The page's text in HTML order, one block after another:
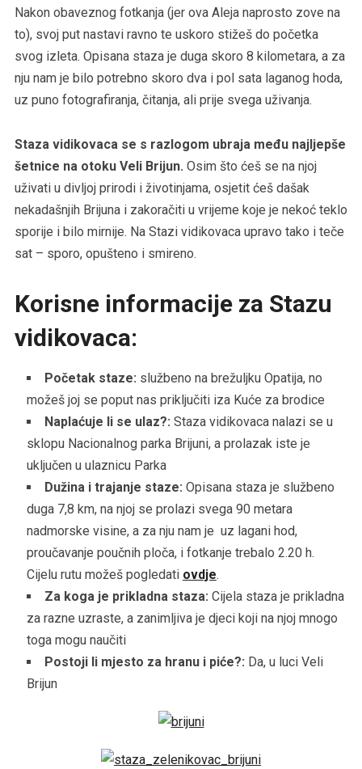
Nakon obaveznog fotkanja (jer ova Aleja naprosto zove na
to), svoj put nastavi ravno te uskoro stižeš do početka
svog izleta. Opisana staza je duga skoro 8 kilometara, a za
nju nam je bilo potrebno skoro dva i pol sata laganog hoda,
uz puno fotografiranja, čitanja, ali prije svega uživanja.
Staza vidikovaca se s razlogom ubraja među najljepše
šetnice na otoku Veli Brijun. Osim što ćeš se na njoj
uživati u divljoj prirodi i životinjama, osjetit ćeš dašak
nekadašnjih Brijuna i zakoračiti u vrijeme koje je nekoć teklo
sporije i bilo mirnije. Na Stazi vidikovaca upravo tako i teče
sat – sporo, opušteno i smireno.
Korisne informacije za Stazu
vidikovaca:
Početak staze: službeno na brežuljku Opatija, no
možeš joj se poput nas priključiti iza Kuće za brodice
Naplaćuje li se ulaz?: Staza vidikovaca nalazi se u
sklopu Nacionalnog parka Brijuni, a prolazak iste je
uključen u ulaznicu Parka
Dužina i trajanje staze: Opisana staza je službeno
duga 7,8 km, na njoj se prolazi svega 90 metara
nadmorske visine, a za nju nam je uz lagani hod,
proučavanje poučnih ploča, i fotkanje trebalo 2.20 h.
Cijelu rutu možeš pogledati ovdje.
Za koga je prikladna staza: Cijela staza je prikladna
za razne uzraste, a zanimljiva je djeci koji na njoj mnogo
toga mogu naučiti
Postoji li mjesto za hranu i piće?: Da, u luci Veli
Brijun